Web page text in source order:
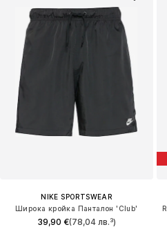
NIKE SPORTSWEAR
Широка кройка Панталон 'Club'
39,90 €(78,04 лв.³)